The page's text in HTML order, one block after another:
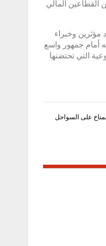
القطاعين المالي
وخبراء
أمام جمهور واسع
التي تحتضنها
المناخ على السواحل